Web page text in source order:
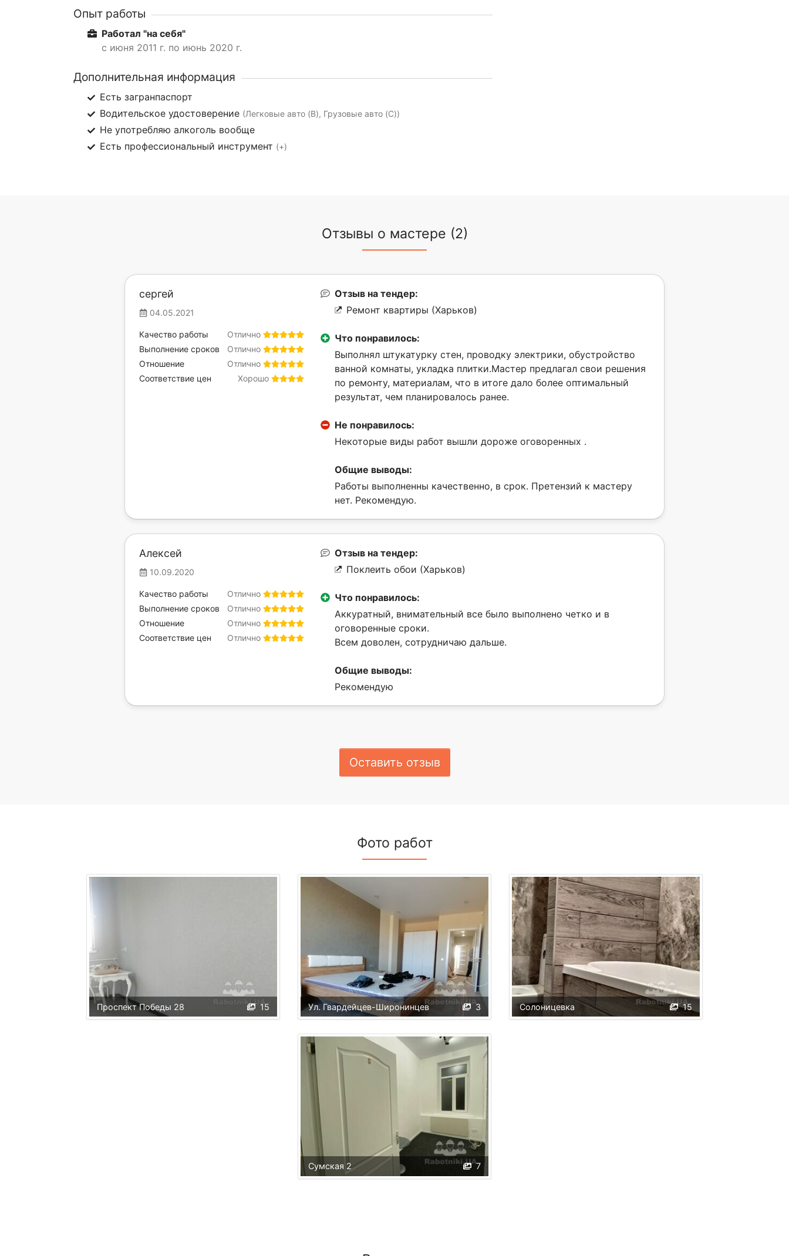
Опыт работы
Работал "на себя"
с июня 2011 г. по июнь 2020 г.
Дополнительная информация
Есть загранпаспорт
Водительское удостоверение (Легковые авто (B), Грузовые авто (C))
Не употребляю алкоголь вообще
Есть профессиональный инструмент (+)
Отзывы о мастере (2)
сергей
04.05.2021
Отлично
Качество работы
Отлично
Выполнение сроков
Отлично
Отношение
Хорошо
Соответствие цен
Отзыв на тендер:
Ремонт квартиры (Харьков)
Что понравилось:
Выполнял штукатурку стен, проводку электрики, обустройство
ванной комнаты, укладка плитки.Мастер предлагал свои решения
по ремонту, материалам, что в итоге дало более оптимальный
результат, чем планировалось ранее.
Не понравилось:
Некоторые виды работ вышли дороже оговоренных .
Общие выводы:
Работы выполненны качественно, в срок. Претензий к мастеру
нет. Рекомендую.
Алексей
10.09.2020
Отлично
Качество работы
Отлично
Выполнение сроков
Отлично
Отношение
Отлично
Соответствие цен
Отзыв на тендер:
Поклеить обои (Харьков)
Что понравилось:
Аккуратный, внимательный все было выполнено четко и в
оговоренные сроки.
Всем доволен, сотрудничаю дальше.
Общие выводы:
Рекомендую
Оставить отзыв
Фото работ
15
Проспект Победы 28 3
Ул. Гвардейцев-Широнинцев 15
Солоницевка
7
Сумская 2